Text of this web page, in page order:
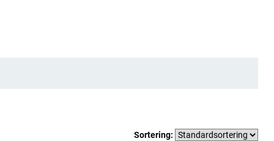
Sortering: